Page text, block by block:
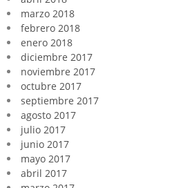
marzo 2018
febrero 2018
enero 2018
diciembre 2017
noviembre 2017
octubre 2017
septiembre 2017
agosto 2017
julio 2017
junio 2017
mayo 2017
abril 2017